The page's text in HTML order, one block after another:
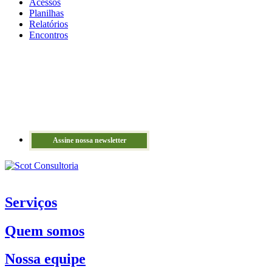
Planilhas
Relatórios
Encontros
Assine nossa newsletter
Serviços
Quem somos
Nossa equipe